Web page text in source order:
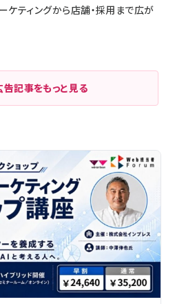
ケティングから店舗・採用まで広が
記事をもっと見る